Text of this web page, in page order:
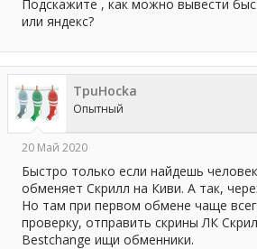
Подскажите , как можно вывести
или яндекс?
TpuHocka
Опытный
20 Май 2020
Быстро только если найдешь
обменяет Скрилл на Киви. А так,
Но там при первом обмене чаще
проверку, отправить скрины ЛК
Bestchange ищи обменники.